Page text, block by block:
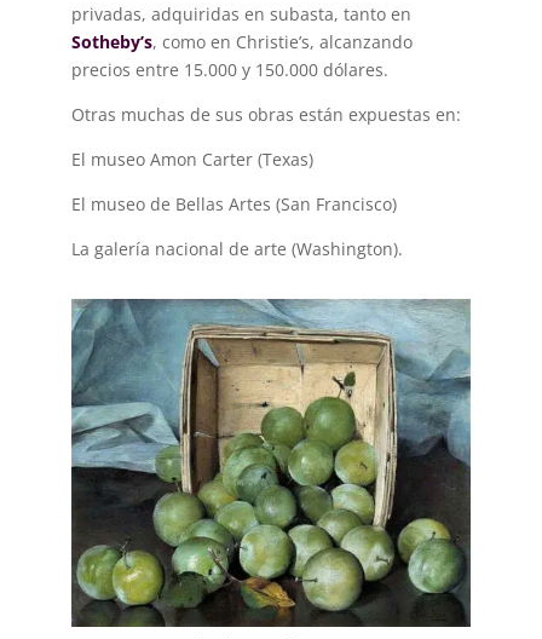
privadas, adquiridas en subasta, tanto en
Sotheby’s, como en Christie’s, alcanzando
precios entre 15.000 y 150.000 dólares.
Otras muchas de sus obras están expuestas en:
El museo Amon Carter (Texas)
El museo de Bellas Artes (San Francisco)
La galería nacional de arte (Washington).